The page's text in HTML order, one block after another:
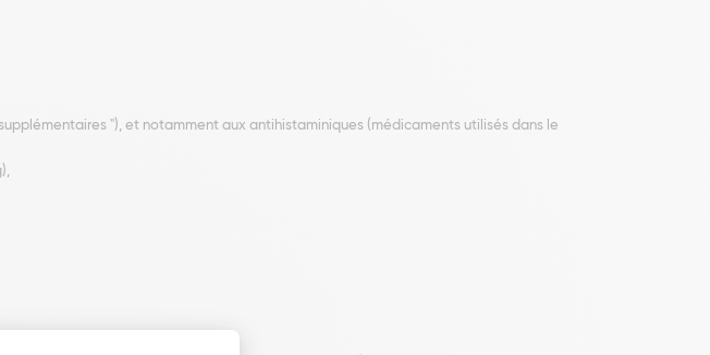
"), et notamment aux antihistaminiques (médicaments utilisés dans le